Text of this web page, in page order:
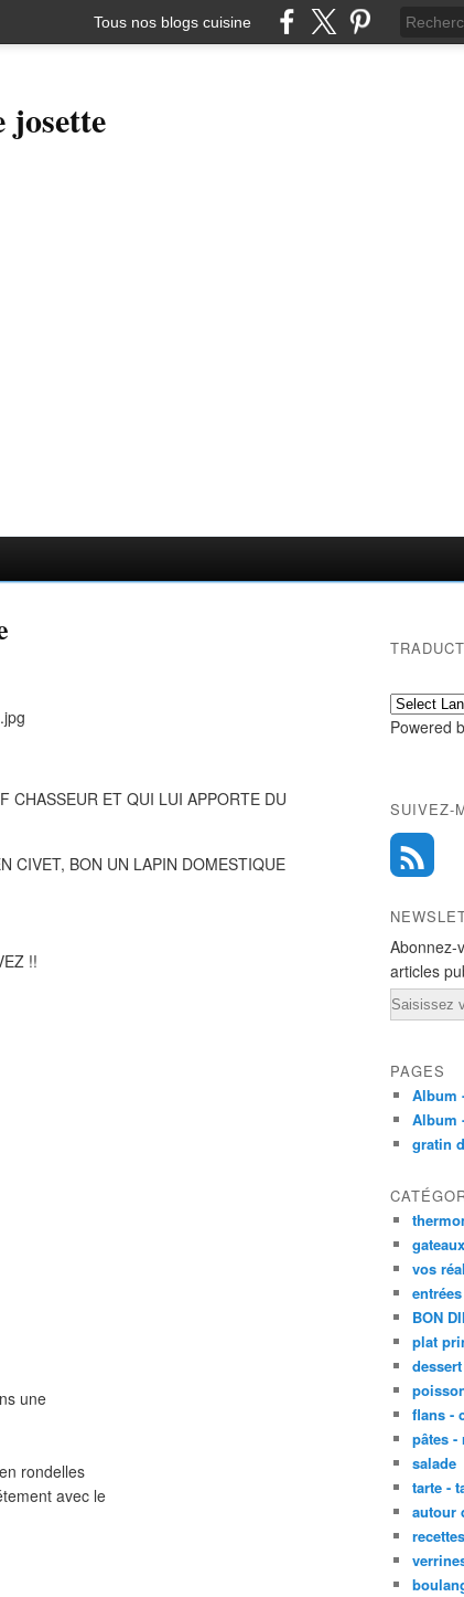
Tous nos blogs cuisine
josette
CHASSEUR ET QUI LUI APPORTE DU
CIVET, BON UN LAPIN DOMESTIQUE
!!
une
rondelles
avec le
Powered
SUIVEZ-
Abonnez-
articles
Email
PAGES
Album
Album
gratin
gateaux
vos
entrées
BON
plat
dessert
flans -
pâtes
salade
tarte -
autour